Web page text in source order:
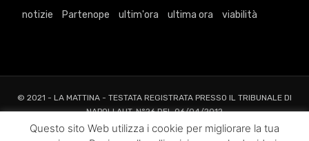
notizie
Partenope ultim'ora ultima ora viabilità
© 2021 - LA MATTINA - TESTATA REGISTRATA PRESSO IL TRIBUNALE DI
NAPOLI AUT. N°26 DEL 06/04/2012
ALL RIGHTS RESERVED TO AGRELLI&BASTA SRL |Privacy|Cookie|
Societari
Questo sito Web utilizza i cookie per migliorare la tua